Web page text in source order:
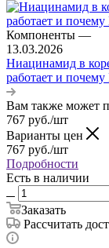
Компоненты —
13.03.2026
Ниацинамид в
работает и
Вам также может
767 руб./шт
Варианты цен
767 руб./шт
Подробности
Есть в наличии
Заказать
Рассчитать